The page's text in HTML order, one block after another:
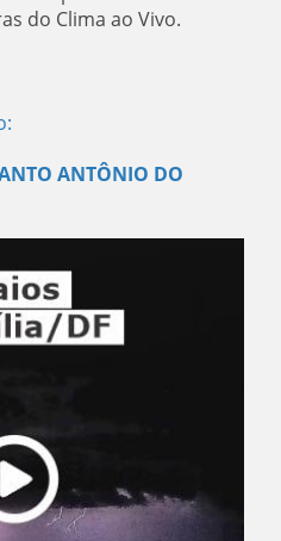
do Clima ao Vivo.
ANTÔNIO DO